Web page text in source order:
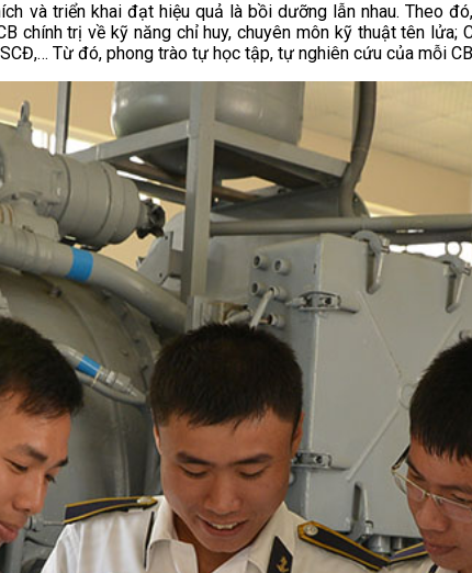
và triển khai đạt hiệu quả là bồi dưỡng lẫn nhau. Theo
chính trị về kỹ năng chỉ huy, chuyên môn kỹ thuật tên
Từ đó, phong trào tự học tập, tự nghiên cứu của mỗi